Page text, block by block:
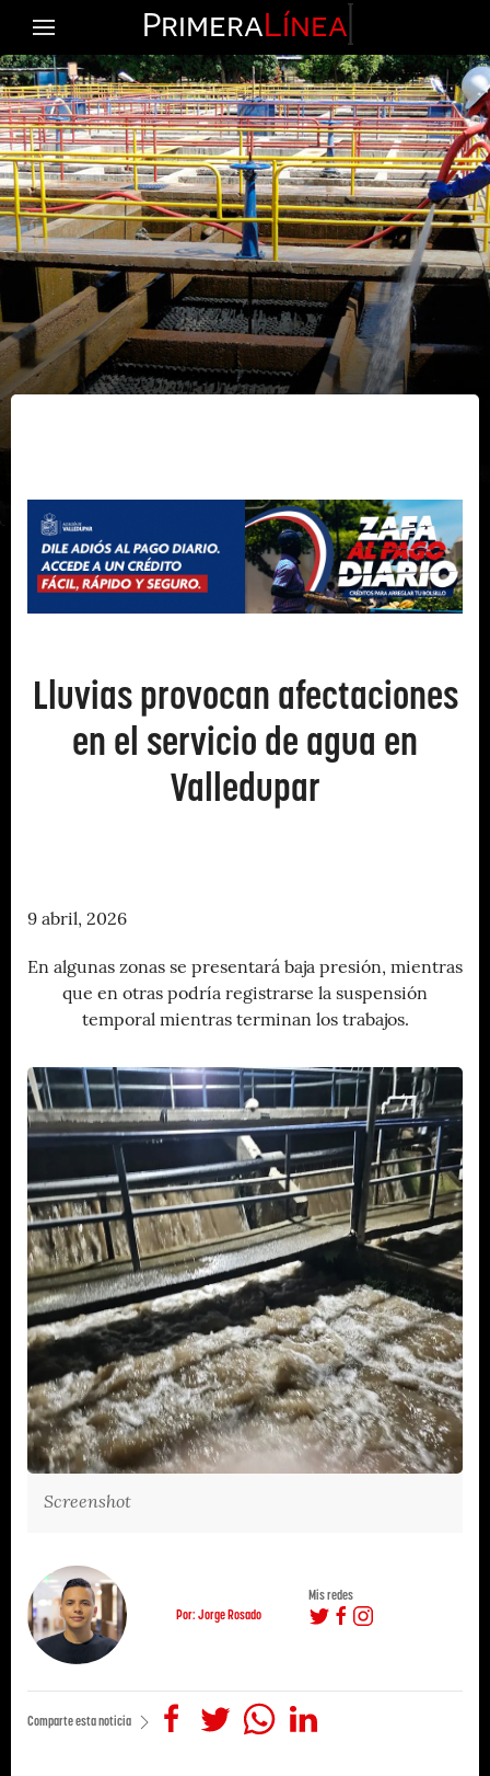
PrimeraLínea
Lluvias provocan afectaciones
en el servicio de agua en
Valledupar
9 abril, 2026
En algunas zonas se presentará baja presión, mientras
que en otras podría registrarse la suspensión
temporal mientras terminan los trabajos.
Screenshot
Por: Jorge Rosado
Mis redes
Comparte esta noticia